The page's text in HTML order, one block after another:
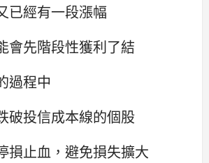
已經有一段漲幅
會先階段性獲利了結
過程中
破投信成本線的個股
損止血，避免損失擴大